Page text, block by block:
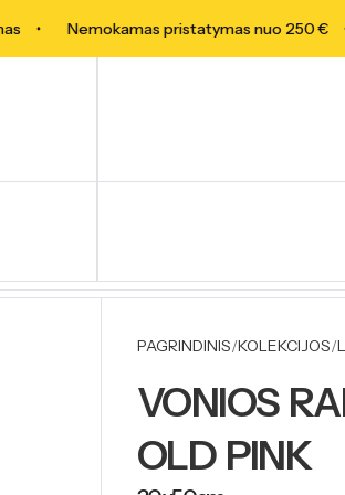
Nemokamas pristatymas nuo 250 €
PAGRINDINIS KOLEKCIJOS
VONIOS
OLD PINK